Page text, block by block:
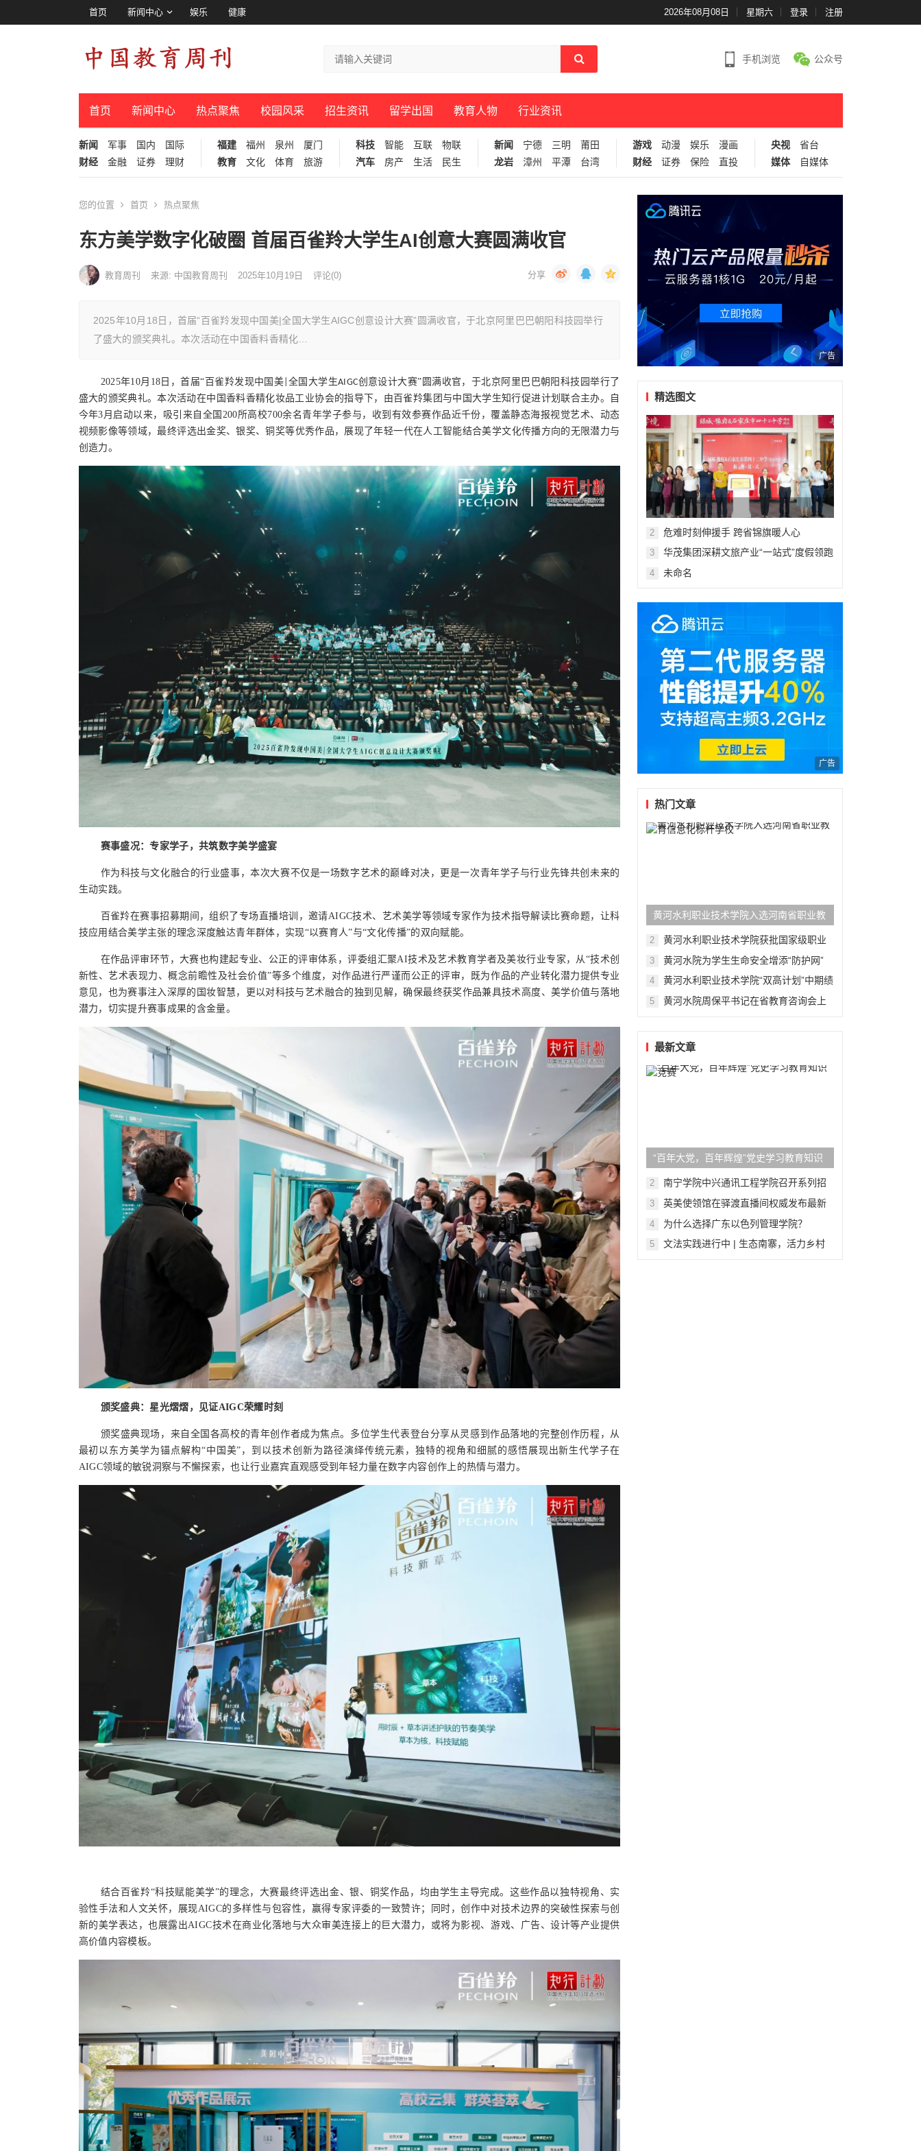
首页 新闻中心 娱乐 健康 2026年08月08日 星期六 登录 注册
手机浏览 公众号
首页 新闻中心 热点聚焦 校园风采 招生资讯 留学出国 教育人物 行业资讯
新闻 军事 国内
国际
财经
金融 证券 理财
福建 福州 泉州
厦门
教育
文化 体育 旅游
科技 智能 互联
物联
汽车
房产 生活 民生
新闻 宁德 三明
莆田
龙岩
漳州 平潭 台湾
游戏 动漫 娱乐
漫画
财经
证券 保险 直投
央视
省台
媒体
自媒体
您的位置 首页 热点聚焦
东方美学数字化破圈 首届百雀羚大学生AI创意大赛圆满收官
教育周刊 来源: 中国教育周刊 2025年10月19日 评论(0)
2025年10月18日，首届“百雀羚发现中国美|全国大学生AIGC创意设计大赛”圆满收官，于北京阿里巴巴朝阳科技园举行
了盛大的颁奖典礼。本次活动在中国香料香精化…
2025年10月18日，首届“ 百雀羚发现中国美 全国大学生AIGC创意设计大赛” 圆满收官，于北京阿里巴巴朝阳科技园举行了
盛大的颁奖典礼。本次活动在中国香料香精化妆品工业协会的指导下，由百雀羚集团与中国大学生知行促进计划联合主办。自
今年3月启动以来，吸引来自全国200所高校700余名青年学子参与，收到有效参赛作品近千份，覆盖静态海报视觉艺术、动态
视频影像等领域，最终评选出金奖、银奖、铜奖等优秀作品，展现了年轻一代在人工智能结合美学文化传播方向的无限潜力与
创造力。
赛事盛况：专家学子，共筑数字美学盛宴
作为科技与文化融合的行业盛事，本次大赛不仅是一场数字艺术的巅峰对决，更是一次青年学子与行业先锋共创未来的
生动实践。
百雀羚在赛事招募期间 ，组织 了专场直播培训 ，邀请AIGC技术、艺术美学等领域专家作为技术指导解读比赛命题，让科
技应用结合美学主张的理念深度触达青年群体，实现“以赛育人”与“文化传播”的双向赋能。
在作品评审环节， 大赛也构建起专业、公正的评审体系 ，评委组汇聚AI技术及艺术教育学者及美妆行业专家 ，从“技术创
新性、艺术表现力、概念前瞻性及社会价值”等多个维度，对作品进行严谨而公正的评审 ，既为作品的产业转化潜力提供专业
意见，也为赛事注入深厚的国妆智慧，更以对科技与艺术融合的独到见解，确保最终获奖作品兼具技术高度、美学价值与落地
潜力，切实提升赛事成果的含金量。
颁奖盛典：星光熠熠，见证AIGC荣耀时刻
颁奖盛典现场，来自全国各高校的青年创作者成为焦点。多位学生代表登台分享从灵感到作品落地的完整创作历程，从
最初以东方美学为锚点解构“中国美”，到以技术创新为路径演绎传统元素，独特的视角和细腻的感悟展现出新生代学子在
AIGC领域的敏锐洞察与不懈探索，也让行业嘉宾直观感受到年轻力量在数字内容创作上的热情与潜力。
结合百雀羚“科技赋能美学”的理念，大赛最终评选出金、银、铜奖作品，均由学生主导完成。这些作品以独特视角、实
验性手法和人文关怀，展现AIGC的多样性与包容性，赢得专家评委的一致赞许；
同时，创作中 对技术边界的突破性探索与创
新的美学表达，也展露出AIGC技术在商业化落地与大众审美连接上的巨大潜力，或将为影视、游戏、广告、设计等产业提供
高价值内容模板。
广告
精选图文
2 危难时刻伸援手 跨省锦旗暖人心
3
华茂集团深耕文旅产业“一站式”度假领跑
4 未命名
广告
热门文章
黄河水利职业技术学院入选河南省职业教
育信息化标杆学校
2
黄河水利职业技术学院获批国家级职业
3 黄河水院为学生生命安全增添“防护网”
4
黄河水利职业技术学院“双高计划”中期绩
5
黄河水院周保平书记在省教育咨询会上
最新文章
“百年大党，百年辉煌”党史学习教育知识
竞赛
2
南宁学院中兴通讯工程学院召开系列招
3
英美使领馆在驿渡直播间权威发布最新
4 为什么选择广东以色列管理学院？
5
文法实践进行中 | 生态南寨，活力乡村